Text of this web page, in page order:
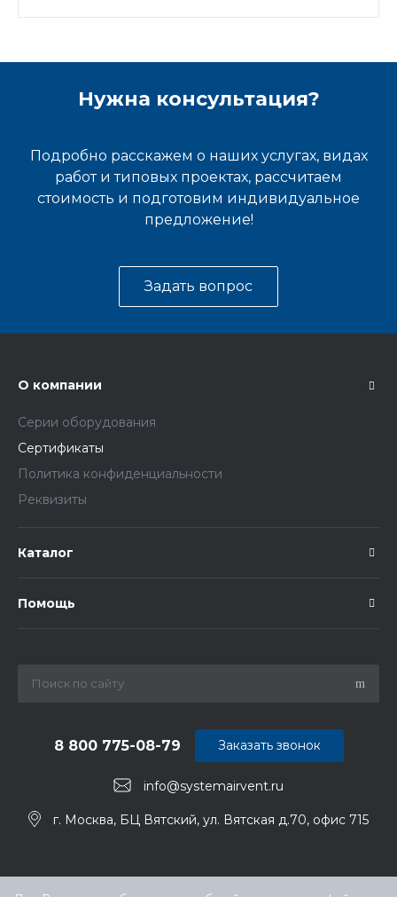
Нужна консультация?
Подробно расскажем о наших услугах, видах
работ и типовых проектах, рассчитаем
стоимость и подготовим индивидуальное
предложение!
Задать вопрос
О компании
Серии оборудования
Сертификаты
Политика конфиденциальности
Реквизиты
Каталог
Помощь
info@systemairvent.ru
8 800 775-08-79
г. Москва, БЦ Вятский, ул. Вятская д.70, офис 715
Заказать звонок